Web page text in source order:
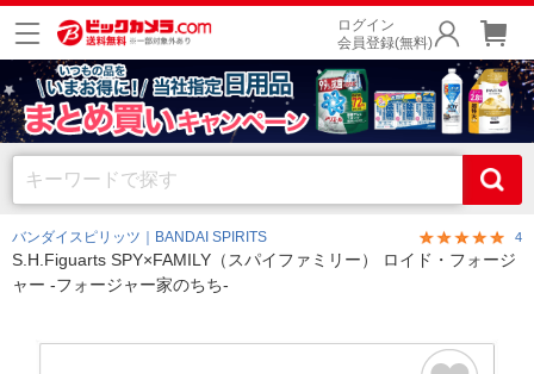
ログイン
会員登録(無料)
バンダイスピリッツ｜BANDAI SPIRITS 4
S.H.Figuarts SPY×FAMILY（スパイファミリー） ロイド・フォージ
ャー -フォージャー家のちち-